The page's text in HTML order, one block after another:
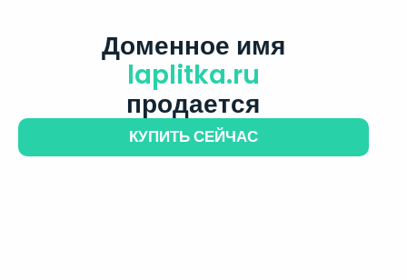
Доменное имя
laplitka.ru
продается
КУПИТЬ СЕЙЧАС